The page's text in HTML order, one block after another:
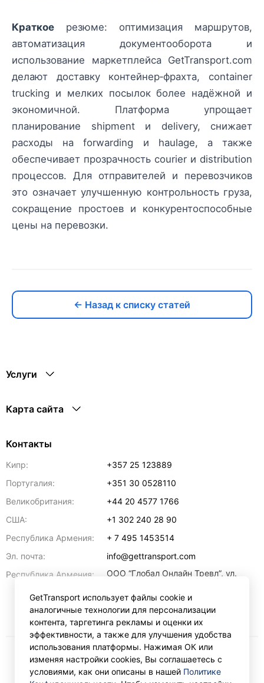
Краткое резюме: оптимизация маршрутов,
автоматизация документооборота и
использование маркетплейса GetTransport.com
делают доставку контейнер‑фрахта, container
trucking и мелких посылок более надёжной и
экономичной. Платформа упрощает
планирование shipment и delivery, снижает
расходы на forwarding и haulage, а также
обеспечивает прозрачность courier и distribution
процессов. Для отправителей и перевозчиков
это означает улучшенную контрольность груза,
сокращение простоев и конкурентоспособные
цены на перевозки.
← Назад к списку статей
Услуги
Карта сайта
Контакты
Кипр:
+357 25 123889
Португалия:
+351 30 0528110
Великобритания:
+44 20 4577 1766
США:
+1 302 240 28 90
Республика Армения:
+ 7 495 1453514
Эл. почта:
info@gettransport.com
Республика Армения:
ООО “Глобал Онлайн Тревл”, ул.
регистрационный номер
271.110.1183229, РНН 00238516
Ереван 0070
RUB
GetTransport использует файлы cookie и
аналогичные технологии для персонализации
контента, таргетинга рекламы и оценки их
эффективности, а также для улучшения удобства
использования платформы. Нажимая ОК или
изменяя настройки cookies, Вы соглашаетесь с
условиями, как они описаны в нашей Политике